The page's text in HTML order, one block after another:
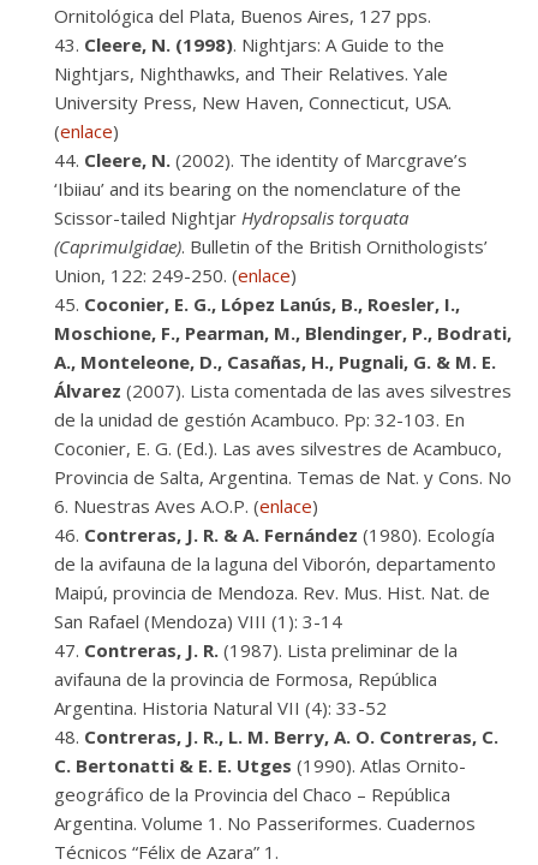
Ornitológica del Plata, Buenos Aires, 127 pps.
Cleere, N. (1998). Nightjars: A Guide to the
Nightjars, Nighthawks, and Their Relatives. Yale
University Press, New Haven, Connecticut, USA.
(enlace)
Cleere, N. (2002). The identity of Marcgrave’s
‘Ibiiau’ and its bearing on the nomenclature of the
Scissor-tailed Nightjar Hydropsalis torquata
(Caprimulgidae). Bulletin of the British Ornithologists’
Union, 122: 249-250. (enlace)
Coconier, E. G., López Lanús, B., Roesler, I.,
Moschione, F., Pearman, M., Blendinger, P., Bodrati,
A., Monteleone, D., Casañas, H., Pugnali, G. & M. E.
Álvarez (2007). Lista comentada de las aves silvestres
de la unidad de gestión Acambuco. Pp: 32-103. En
Coconier, E. G. (Ed.). Las aves silvestres de Acambuco,
Provincia de Salta, Argentina. Temas de Nat. y Cons. No
6. Nuestras Aves A.O.P. (enlace)
Contreras, J. R. & A. Fernández (1980). Ecología
de la avifauna de la laguna del Viborón, departamento
Maipú, provincia de Mendoza. Rev. Mus. Hist. Nat. de
San Rafael (Mendoza) VIII (1): 3-14
Contreras, J. R. (1987). Lista preliminar de la
avifauna de la provincia de Formosa, República
Argentina. Historia Natural VII (4): 33-52
Contreras, J. R., L. M. Berry, A. O. Contreras, C.
C. Bertonatti & E. E. Utges (1990). Atlas Ornito-
geográfico de la Provincia del Chaco – República
Argentina. Volume 1. No Passeriformes. Cuadernos
Técnicos “Félix de Azara” 1.